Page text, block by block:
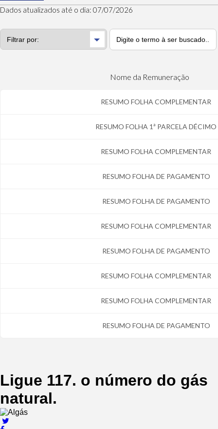
Dados atualizados até o dia: 07/07/2026
Nome da Remuneração
RESUMO FOLHA COMPLEMENTAR
RESUMO FOLHA 1ª PARCELA DÉCIMO
RESUMO FOLHA COMPLEMENTAR
RESUMO FOLHA DE PAGAMENTO
RESUMO FOLHA DE PAGAMENTO
RESUMO FOLHA COMPLEMENTAR
RESUMO FOLHA DE PAGAMENTO
RESUMO FOLHA COMPLEMENTAR
RESUMO FOLHA COMPLEMENTAR
RESUMO FOLHA DE PAGAMENTO
Ligue 117. o número do gás
natural.